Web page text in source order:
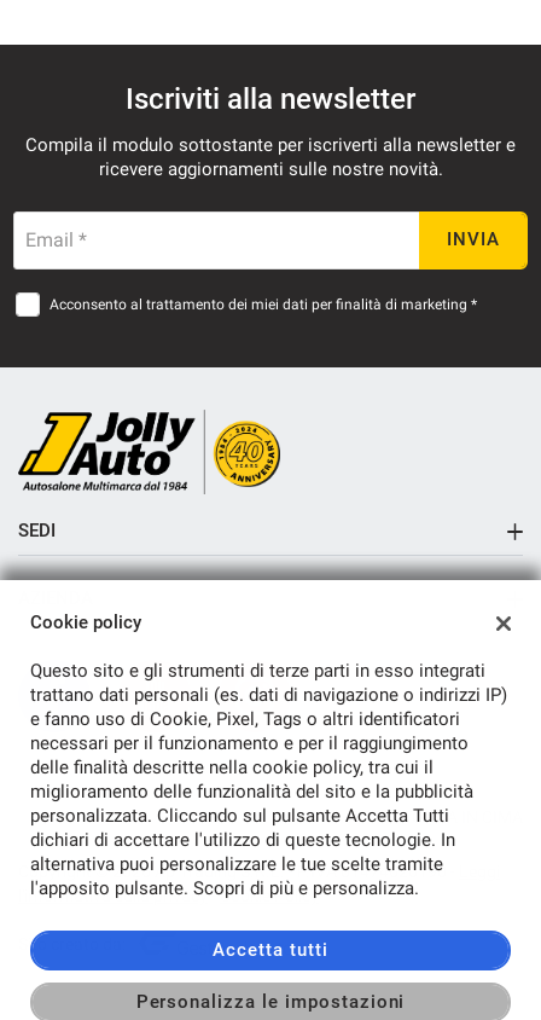
Iscriviti alla newsletter
Compila il modulo sottostante per iscriverti alla newsletter e
ricevere aggiornamenti sulle nostre novità.
Email * INVIA
Acconsento al trattamento dei miei dati per finalità di marketing *
SEDI
Sede di Cremosano
Sede di Crema
Contatti
TORNA IN CIMA
Copyright © 2026 Ap Trading S.R.L. - P.IVA 01474620190 -
l'informativa sulla privacy-Cookie Policy
Sito creato da:
Cookie policy
Questo sito e gli strumenti di terze parti in esso integrati
trattano dati personali (es. dati di navigazione o indirizzi IP)
e fanno uso di Cookie, Pixel, Tags o altri identificatori
necessari per il funzionamento e per il raggiungimento
delle finalità descritte nella cookie policy, tra cui il
miglioramento delle funzionalità del sito e la pubblicità
personalizzata. Cliccando sul pulsante Accetta Tutti
dichiari di accettare l'utilizzo di queste tecnologie. In
alternativa puoi personalizzare le tue scelte tramite
l'apposito pulsante. Scopri di più e personalizza.
Accetta tutti
Personalizza le impostazioni